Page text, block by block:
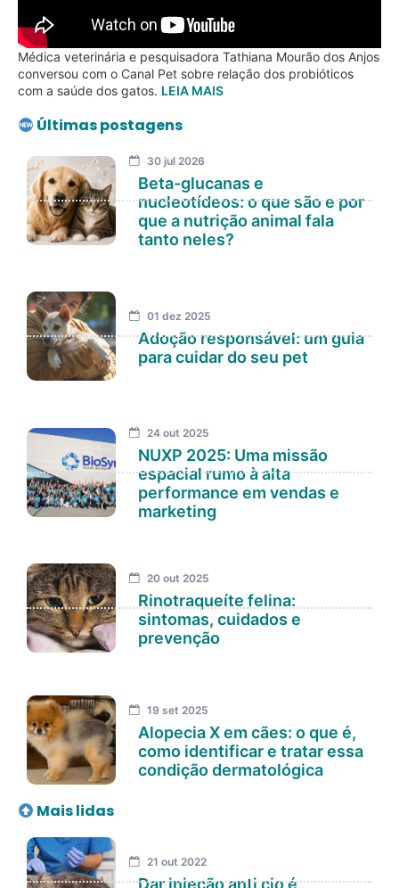
Médica veterinária e pesquisadora Tathiana Mourão dos Anjos
conversou com o Canal Pet sobre relação dos probióticos
com a saúde dos gatos. LEIA MAIS
Últimas postagens
30 jul 2026
Beta-glucanas e
nucleotídeos: o que são e por
que a nutrição animal fala
tanto neles?
01 dez 2025
Adoção responsável: um guia
para cuidar do seu pet
24 out 2025
NUXP 2025: Uma missão
espacial rumo à alta
performance em vendas e
marketing
20 out 2025
Rinotraqueíte felina:
sintomas, cuidados e
prevenção
19 set 2025
Alopecia X em cães: o que é,
como identificar e tratar essa
condição dermatológica
Mais lidas
21 out 2022
Dar injeção anti cio é